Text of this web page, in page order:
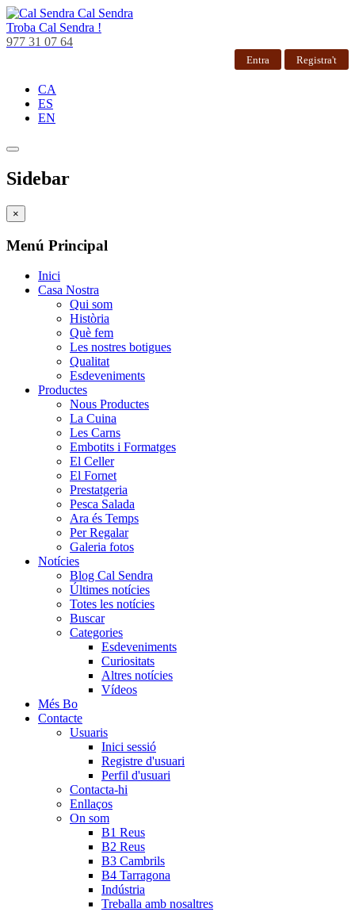
Cal Sendra
Troba Cal Sendra !
977 31 07 64
Entra Registra't
CA
ES
EN
Sidebar
×
Menú Principal
Inici
Casa Nostra
Qui som
Història
Què fem
Les nostres botigues
Qualitat
Esdeveniments
Productes
Nous Productes
La Cuina
Les Carns
Embotits i Formatges
El Celler
El Fornet
Prestatgeria
Pesca Salada
Ara és Temps
Per Regalar
Galeria fotos
Notícies
Blog Cal Sendra
Últimes notícies
Totes les notícies
Buscar
Categories
Esdeveniments
Curiositats
Altres notícies
Vídeos
Més Bo
Contacte
Usuaris
Inici sessió
Registre d'usuari
Perfil d'usuari
Contacta-hi
Enllaços
On som
B1 Reus
B2 Reus
B3 Cambrils
B4 Tarragona
Indústria
Treballa amb nosaltres